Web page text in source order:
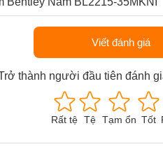
Viết đánh giá
thành người đầu tiên đánh
Rất tệ Tệ Tạm ổn Tốt